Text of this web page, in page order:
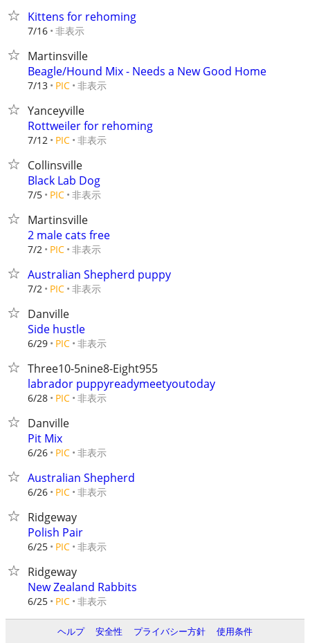
Kittens for rehoming
7/16 非表示
Martinsville
Beagle/Hound Mix - Needs a New Good Home
7/13 PIC 非表示
Yanceyville
Rottweiler for rehoming
7/12 PIC 非表示
Collinsville
Black Lab Dog
7/5 PIC 非表示
Martinsville
2 male cats free
7/2 PIC 非表示
Australian Shepherd puppy
7/2 PIC 非表示
Danville
Side hustle
6/29 PIC 非表示
Three10-5nine8-Eight955
labrador puppyreadymeetyoutoday
6/28 PIC 非表示
Danville
Pit Mix
6/26 PIC 非表示
Australian Shepherd
6/26 PIC 非表示
Ridgeway
Polish Pair
6/25 PIC 非表示
Ridgeway
New Zealand Rabbits
6/25 PIC 非表示
ヘルプ 安全性 プライバシー方針 使用条件